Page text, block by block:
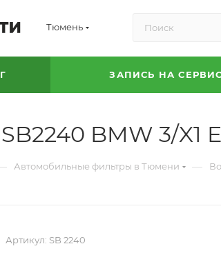
Тюмень
ЗАПИСЬ НА СЕРВИС
BMW 3/X1
Автомобильные фильтры в Тюмени —
Артикул: SB 2240